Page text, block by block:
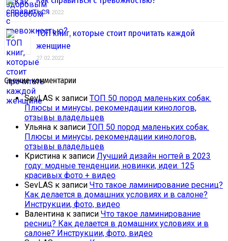
01.03.2022
ТОП книг, которые стоит прочитать каждой
женщине
27.02.2022
Свежие комментарии
SevLAS к записи ТОП 50 пород маленьких собак.
Плюсы и минусы, рекомендации кинологов,
отзывы владельцев
Ульяна к записи ТОП 50 пород маленьких собак.
Плюсы и минусы, рекомендации кинологов,
отзывы владельцев
Кристина к записи Лучший дизайн ногтей в 2023
году: модные тенденции, новинки, идеи. 125
красивых фото + видео
SevLAS к записи Что такое ламинирование ресниц?
Как делается в домашних условиях и в салоне?
Инструкции, фото, видео
Валентина к записи Что такое ламинирование
ресниц? Как делается в домашних условиях и в
салоне? Инструкции, фото, видео